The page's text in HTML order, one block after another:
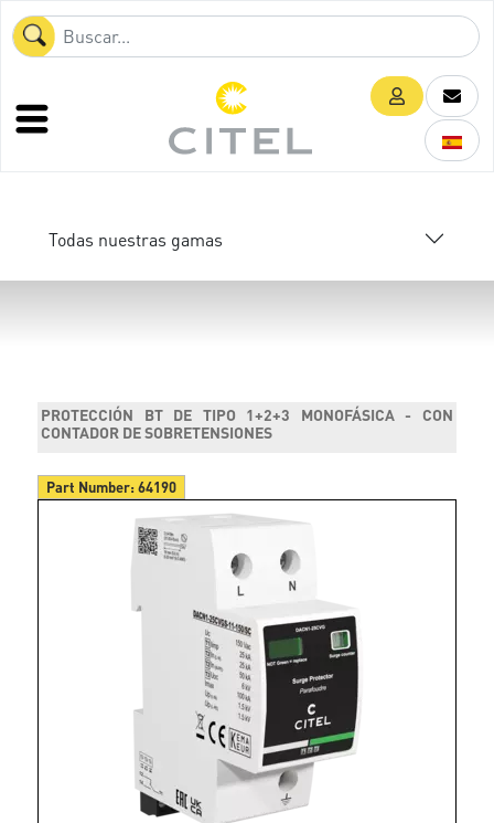
Todas nuestras gamas
PROTECCIÓN BT DE TIPO 1+2+3 MONOFÁSICA - CON
CONTADOR DE SOBRETENSIONES
Part Number:64190